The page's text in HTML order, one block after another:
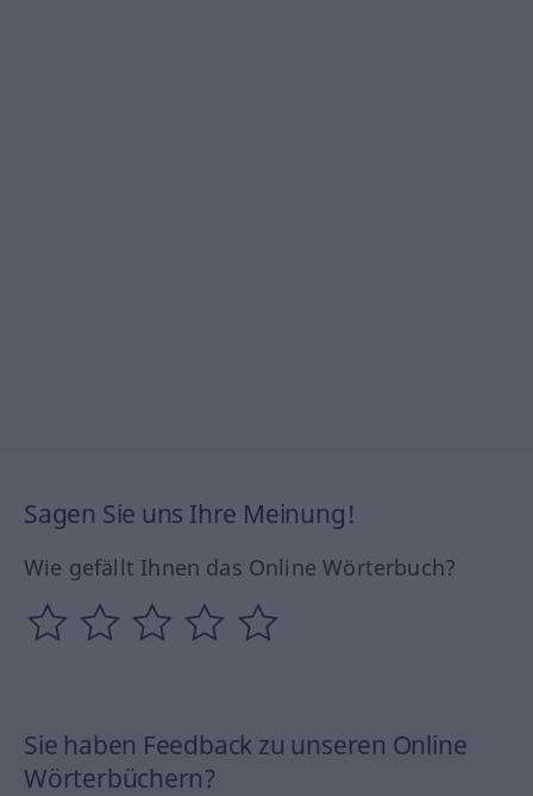
Sagen Sie uns Ihre Meinung!
Wie gefällt Ihnen das Online Wörterbuch?
Sie haben Feedback zu unseren Online
Wörterbüchern?